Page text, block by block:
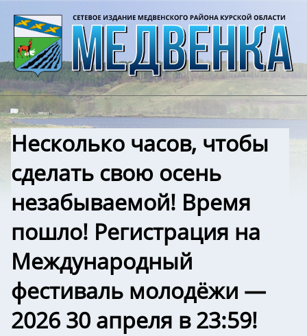
Несколько часов, чтобы
сделать свою осень
незабываемой! Время
пошло! Регистрация на
Международный
фестиваль молодёжи —
2026 30 апреля в 23:59!